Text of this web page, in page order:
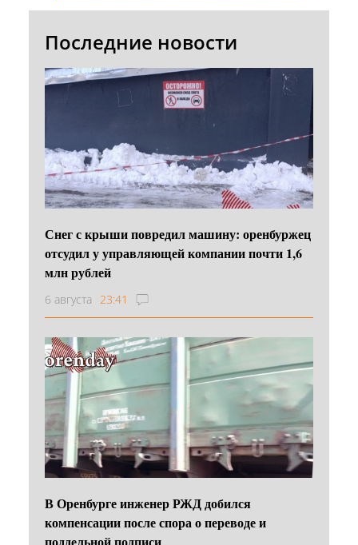
Последние новости
Снег с крыши повредил машину: оренбуржец
отсудил у управляющей компании почти 1,6
млн рублей
6 августа 23:41
В Оренбурге инженер РЖД добился
компенсации после спора о переводе и